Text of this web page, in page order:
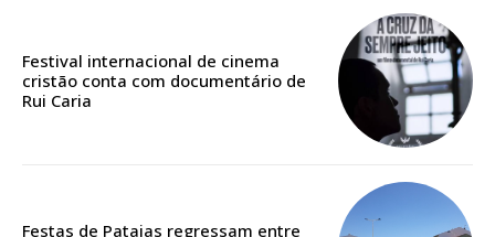
Edição em papel entregue à Quinta-feira em sua
Acesso ao conteúdo online
Acesso aos conteúdos Exclusivos para
Festival internacional de cinema
cristão conta com documentário de
Rui Caria
Festas de Pataias regressam entre